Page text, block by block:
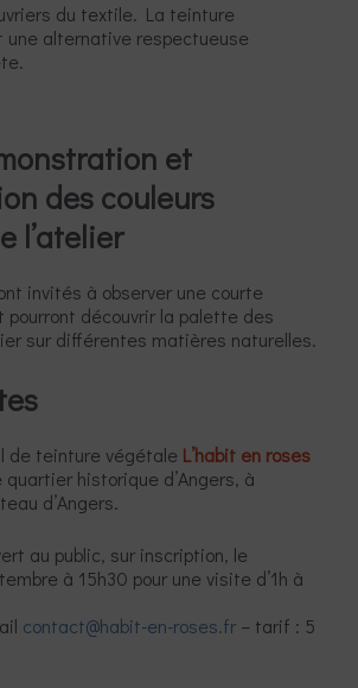
du textile. La teinture
une alternative respectueuse
et
des couleurs
l’atelier
invités à observer une courte
découvrir la palette des
sur différentes matières naturelles.
de teinture végétale L’habit en roses
historique d’Angers, à
d’Angers.
au public, sur inscription, le
à 15h30 pour une visite d’1h à
contact@habit-en-roses.fr – tarif : 5